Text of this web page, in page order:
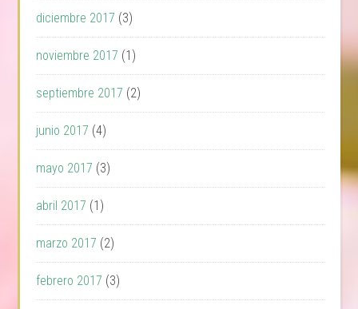
diciembre 2017 (3)
noviembre 2017 (1)
septiembre 2017 (2)
junio 2017 (4)
mayo 2017 (3)
abril 2017 (1)
marzo 2017 (2)
febrero 2017 (3)